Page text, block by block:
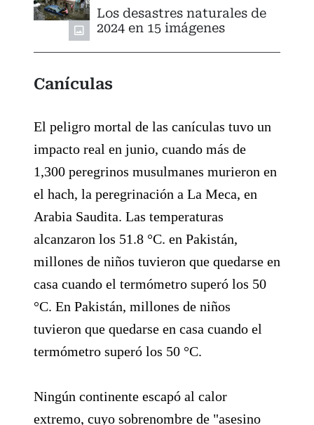
Los desastres naturales de
2024 en 15 imágenes
Canículas
El peligro mortal de las canículas tuvo un
impacto real en junio, cuando más de
1,300 peregrinos musulmanes murieron en
el hach, la peregrinación a La Meca, en
Arabia Saudita. Las temperaturas
alcanzaron los 51.8 °C. en Pakistán,
millones de niños tuvieron que quedarse en
casa cuando el termómetro superó los 50
°C. En Pakistán, millones de niños
tuvieron que quedarse en casa cuando el
termómetro superó los 50 °C.
Ningún continente escapó al calor
extremo, cuyo sobrenombre de "asesino